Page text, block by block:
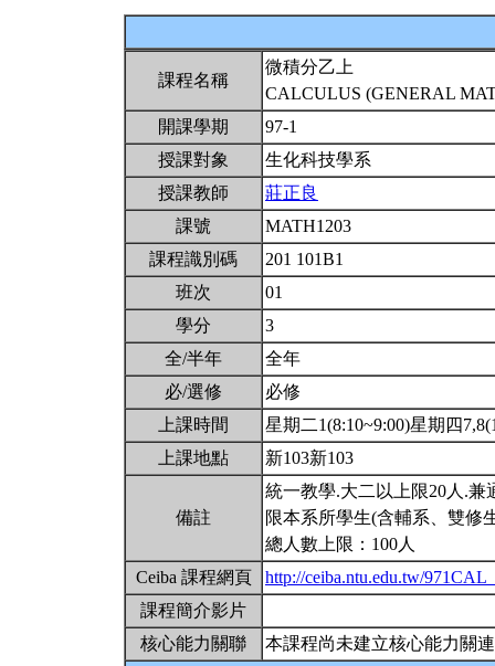
課程名稱
微積分乙上
CALCULUS (GENERAL
開課學期
97-1
授課對象
生化科技學系
授課教師
莊正良
課號
MATH1203
課程識別碼
201 101B1
班次
01
學分
3
全/半年
全年
必/選修
必修
上課時間
星期二1(8:10~9:00)星期四
上課地點
新103新103
備註
統一教學.大二以上限20人.兼
限本系所學生(含輔系、雙修
總人數上限：100人
Ceiba 課程網頁
http://ceiba.ntu.edu.tw/
課程簡介影片
核心能力關聯
本課程尚未建立核心能力關連